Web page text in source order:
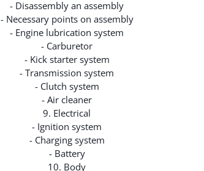
- Disassembly an assembly
- Necessary points on assembly
- Engine lubrication system
- Carburetor
- Kick starter system
- Transmission system
- Clutch system
- Air cleaner
9. Electrical
- Ignition system
- Charging system
- Battery
10. Body